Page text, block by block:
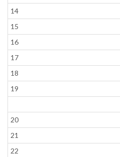
14
15
16
17
18
19
20
21
22